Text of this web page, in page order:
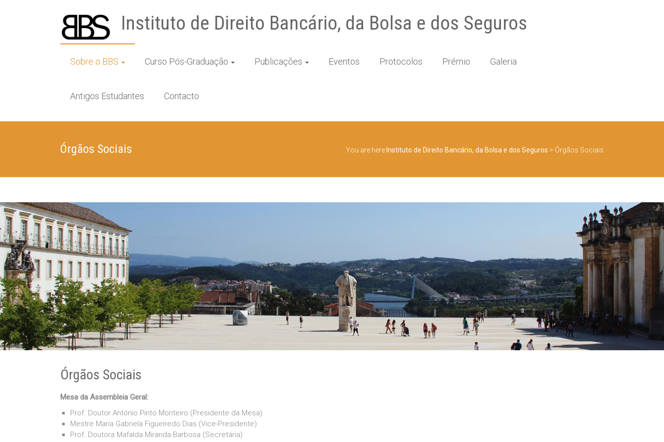
Instituto de Direito Bancário, da Bolsa e dos Seguros
Sobre o BBS Curso Pós-Graduação Publicações Eventos Protocolos Prémio Galeria
Antigos Estudantes Contacto
Órgãos Sociais You are here: Instituto de Direito Bancário, da Bolsa e dos Seguros > Órgãos Sociais
Órgãos Sociais
Mesa da Assembleia Geral:
Prof. Doutor António Pinto Monteiro (Presidente da Mesa)
Mestre Maria Gabriela Figueiredo Dias (Vice-Presidente)
Prof. Doutora Mafalda Miranda Barbosa (Secretária)